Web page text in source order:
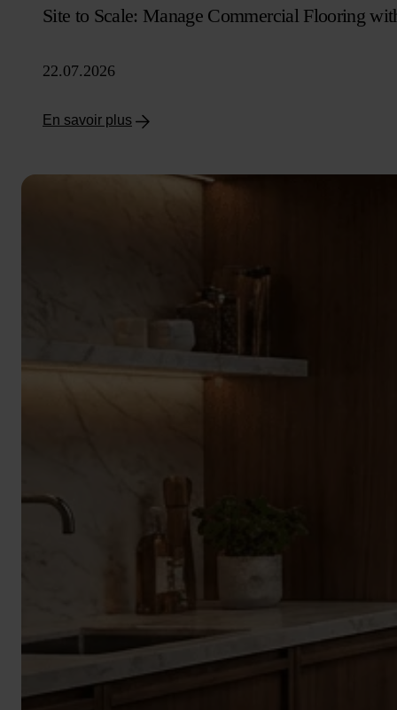
Site to Scale: Manage Commercial Flooring
22.07.2026
En savoir plus